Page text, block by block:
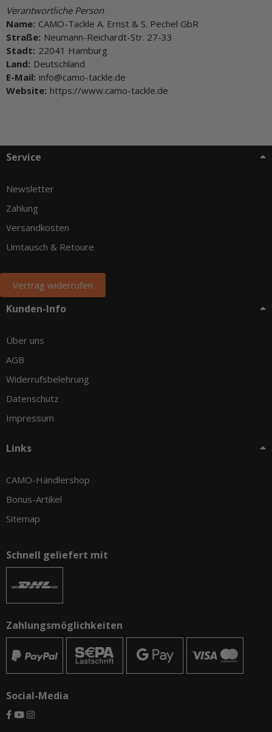
Verantwortliche Person
Name: CAMO-Tackle A. Ernst & S. Pechel GbR
Straße: Neumann-Reichardt-Str. 27-33
Stadt: 22041 Hamburg
Land: Deutschland
E-Mail: info@camo-tackle.de
Website: https://www.camo-tackle.de
Service
Newsletter
Zahlung
Versandkosten
Umtausch & Retoure
Vertrag widerrufen
Kunden-Info
Über uns
AGB
Widerrufsbelehrung
Datenschutz
Impressum
Links
CAMO-Händlershop
Bonus-Artikel
Sitemap
Schnell geliefert mit
Zahlungsmöglichkeiten
Social-Media